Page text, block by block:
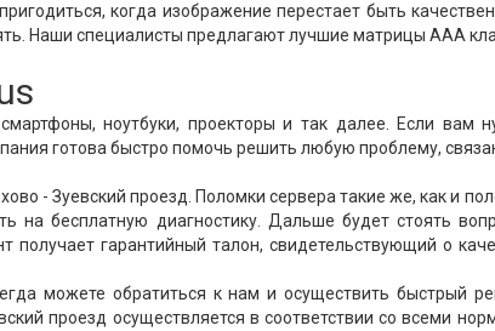
когда изображение перестает быть
Наши специалисты предлагают лучшие матрицы ААА
ноутбуки, проекторы и так далее. Если вам
готова быстро помочь решить любую проблему,
- Зуевский проезд. Поломки сервера такие же, как и
на бесплатную диагностику. Дальше будет стоять
получает гарантийный талон, свидетельствующий о
можете обратиться к нам и осуществить быстрый
проезд осуществляется в соответствии со всеми